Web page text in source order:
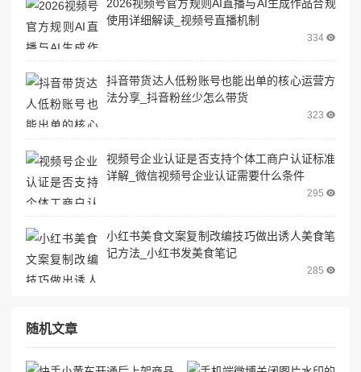
2026视频号官方规则AI直播与AI生成作品合规
使用详细解读_视频号直播机制
334
抖音带货达人低粉账号也能出单的核心运营方
法分享_抖音粉丝少怎么带货
323
视频号企业认证是否支持个体工商户认证标准
详解_微信视频号企业认证需要什么条件
295
小红书美食文案复制改编技巧做出诱人美食笔
记方法_小红书发美食笔记
285
随机文章